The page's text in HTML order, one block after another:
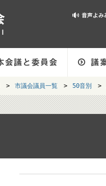
> 市議会議員一覧 > 50音別 >